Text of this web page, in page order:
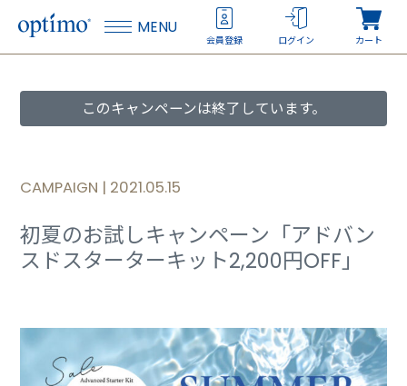
MENU
会員登録 ログイン カート
このキャンペーンは終了しています。
CAMPAIGN | 2021.05.15
初夏のお試しキャンペーン「アドバン
スドスターターキット2,200円OFF」